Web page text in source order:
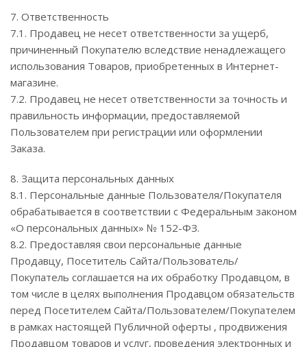
7. Ответственность
7.1. Продавец не несет ответственности за ущерб,
причиненный Покупателю вследствие ненадлежащего
использования Товаров, приобретенных в Интернет-
магазине.
7.2. Продавец не несет ответственности за точность и
правильность информации, предоставляемой
Пользователем при регистрации или оформлении
Заказа.
8. Защита персональных данных
8.1. Персональные данные Пользователя/Покупателя
обрабатывается в соответствии с Федеральным законом
«О персональных данных» № 152-ФЗ.
8.2. Предоставляя свои персональные данные
Продавцу, Посетитель Сайта/Пользователь/
Покупатель соглашается на их обработку Продавцом, в
том числе в целях выполнения Продавцом обязательств
перед Посетителем Сайта/Пользователем/Покупателем
в рамках настоящей Публичной оферты , продвижения
Продавцом товаров и услуг, проведения электронных и